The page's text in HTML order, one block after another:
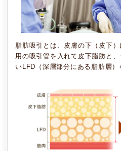
脂肪吸引とは、皮膚の下（皮下
用の吸引管を入れて皮下脂肪と
いLFD（深層部分にある脂肪層）